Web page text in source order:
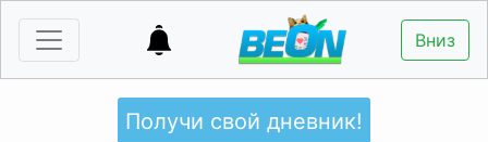
Вниз
Получи свой дневник!